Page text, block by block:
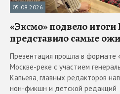
05.08.2026
«Эксмо» подвело итоги
представило самые
Презентация прошла в формате
Москве-реке с участием
Капьева, главных редакторов
нон-фикшн и детской редакций